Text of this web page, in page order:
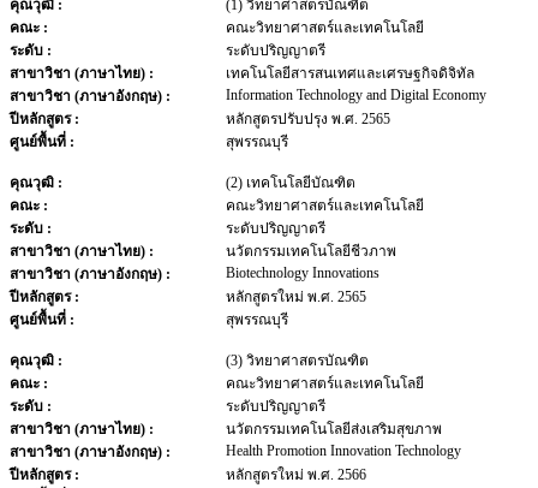
คุณวุฒิ :
(1) วิทยาศาสตรบัณฑิต
คณะ :
คณะวิทยาศาสตร์และเทคโนโลยี
ระดับ :
ระดับปริญญาตรี
สาขาวิชา (ภาษาไทย) :
เทคโนโลยีสารสนเทศและเศรษฐกิจดิจิทัล
สาขาวิชา (ภาษาอังกฤษ) :
Information Technology and Digital Economy
ปีหลักสูตร :
หลักสูตรปรับปรุง พ.ศ. 2565
ศูนย์พื้นที่ :
สุพรรณบุรี
คุณวุฒิ :
(2) เทคโนโลยีบัณฑิต
คณะ :
คณะวิทยาศาสตร์และเทคโนโลยี
ระดับ :
ระดับปริญญาตรี
สาขาวิชา (ภาษาไทย) :
นวัตกรรมเทคโนโลยีชีวภาพ
สาขาวิชา (ภาษาอังกฤษ) :
Biotechnology Innovations
ปีหลักสูตร :
หลักสูตรใหม่ พ.ศ. 2565
ศูนย์พื้นที่ :
สุพรรณบุรี
คุณวุฒิ :
(3) วิทยาศาสตรบัณฑิต
คณะ :
คณะวิทยาศาสตร์และเทคโนโลยี
ระดับ :
ระดับปริญญาตรี
สาขาวิชา (ภาษาไทย) :
นวัตกรรมเทคโนโลยีส่งเสริมสุขภาพ
สาขาวิชา (ภาษาอังกฤษ) :
Health Promotion Innovation Technology
ปีหลักสูตร :
หลักสูตรใหม่ พ.ศ. 2566